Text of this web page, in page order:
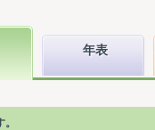
年表